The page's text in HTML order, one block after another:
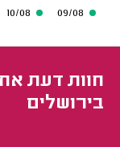
חוות דעת
בירושלים